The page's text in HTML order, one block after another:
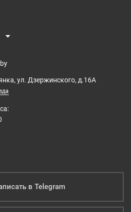
ул. Дзержинского, д.16А
в Telegram